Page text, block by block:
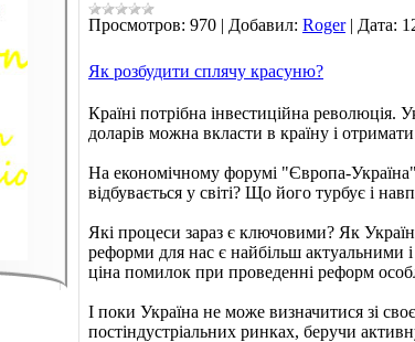
Просмотров: 970 | Добавил: Roger | Дата:
Як розбудити сплячу красуню?
Країні потрібна інвестиційна революція.
доларів можна вкласти в країну і
На економічному форумі "Європа-
відбувається у світі? Що його турбує і
Які процеси зараз є ключовими? Як
реформи для нас є найбільш актуальними
ціна помилок при проведенні реформ
І поки Україна не може визначитися зі
постіндустріальних ринках, беручи